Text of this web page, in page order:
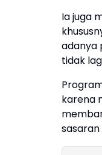
Ia juga
adanya
tidak
karena
sasaran